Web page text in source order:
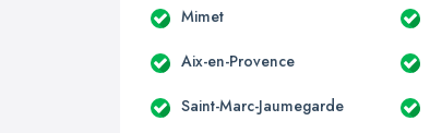
Mimet
Aix-en-Provence
Saint-Marc-Jaumegarde